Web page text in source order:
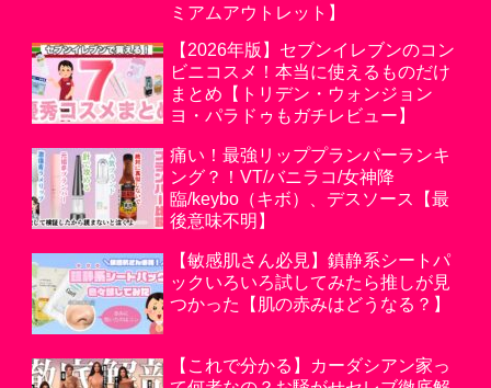
ミアムアウトレット】
【2026年版】セブンイレブンのコン
ビニコスメ！本当に使えるものだけ
まとめ【トリデン・ウォンジョン
ヨ・パラドゥもガチレビュー】
痛い！最強リッププランパーランキ
ング？！VT/バニラコ/女神降
臨/keybo（キボ）、デスソース【最
後意味不明】
【敏感肌さん必見】鎮静系シートパ
ックいろいろ試してみたら推しが見
つかった【肌の赤みはどうなる？】
【これで分かる】カーダシアン家っ